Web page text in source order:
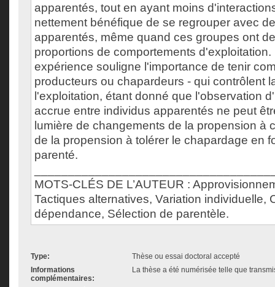
apparentés, tout en ayant moins
nettement bénéfique de se regrouper avec
apparentés, même quand ces groupes ont
proportions de comportements
expérience souligne l'importance de tenir
producteurs ou chapardeurs - qui contrôlent
l'exploitation, étant donné que l'observation
accrue entre individus apparentés ne peut
lumière de changements de la propension à
de la propension à tolérer le chapardage en
parenté.
MOTS-CLÉS DE L’AUTEUR :
Tactiques alternatives, Variation individuelle,
dépendance, Sélection de parentèle.
Type:
Thèse ou essai doctoral accepté
Informations
complémentaires:
La thèse a été numérisée telle que